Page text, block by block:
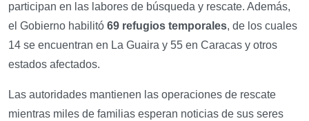
participan en las labores de búsqueda y rescate. Además,
el Gobierno habilitó 69 refugios temporales, de los cuales
14 se encuentran en La Guaira y 55 en Caracas y otros
estados afectados.
Las autoridades mantienen las operaciones de rescate
mientras miles de familias esperan noticias de sus seres